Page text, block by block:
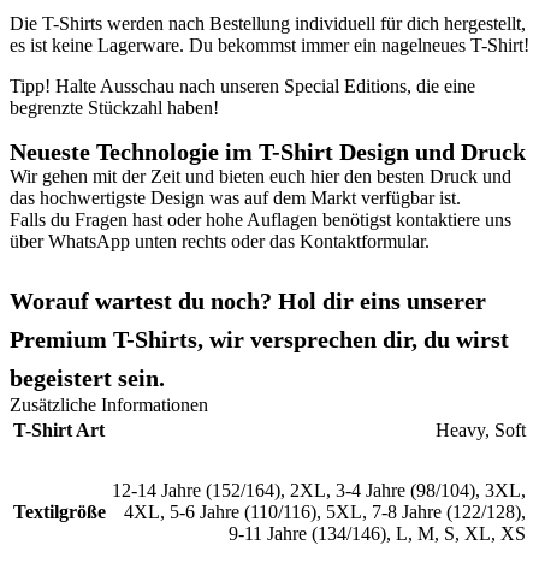
Die T-Shirts werden nach Bestellung individuell für dich hergestellt,
es ist keine Lagerware. Du bekommst immer ein nagelneues T-Shirt!
Tipp! Halte Ausschau nach unseren Special Editions, die eine
begrenzte Stückzahl haben!
Neueste Technologie im T-Shirt Design und Druck
Wir gehen mit der Zeit und bieten euch hier den besten Druck und
das hochwertigste Design was auf dem Markt verfügbar ist.
Falls du Fragen hast oder hohe Auflagen benötigst kontaktiere uns
über WhatsApp unten rechts oder das Kontaktformular.
Worauf wartest du noch? Hol dir eins unserer
Premium T-Shirts, wir versprechen dir, du wirst
begeistert sein.
Zusätzliche Informationen
T-Shirt Art
Heavy, Soft
Textilgröße
12-14 Jahre (152/164), 2XL, 3-4 Jahre (98/104), 3XL,
4XL, 5-6 Jahre (110/116), 5XL, 7-8 Jahre (122/128),
9-11 Jahre (134/146), L, M, S, XL, XS